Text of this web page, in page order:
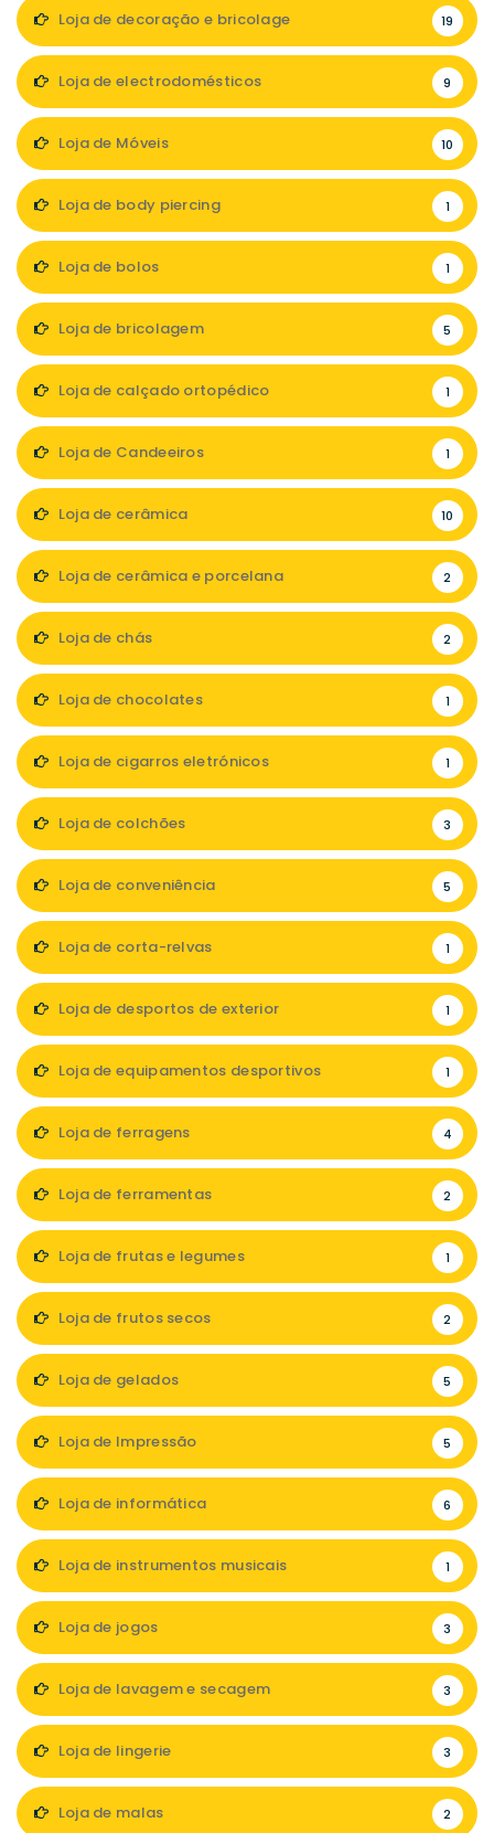
Loja de decoração e bricolage 19
Loja de electrodomésticos 9
Loja de Móveis 10
Loja de body piercing 1
Loja de bolos 1
Loja de bricolagem 5
Loja de calçado ortopédico 1
Loja de Candeeiros 1
Loja de cerâmica 10
Loja de cerâmica e porcelana 2
Loja de chás 2
Loja de chocolates 1
Loja de cigarros eletrónicos 1
Loja de colchões 3
Loja de conveniência 5
Loja de corta-relvas 1
Loja de desportos de exterior 1
Loja de equipamentos desportivos 1
Loja de ferragens 4
Loja de ferramentas 2
Loja de frutas e legumes 1
Loja de frutos secos 2
Loja de gelados 5
Loja de Impressão 5
Loja de informática 6
Loja de instrumentos musicais 1
Loja de jogos 3
Loja de lavagem e secagem 3
Loja de lingerie 3
Loja de malas 2